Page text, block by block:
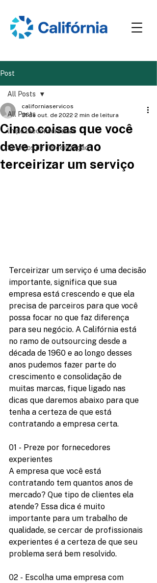
Post
All Posts
limpezaeconservacao
Serviços de Terceirização
All Posts
Cinco coisas que você
deve priorizar ao
terceirizar um serviço
californiaservicos
31 de out. de 2022 2 min de leitura
Terceirizar um serviço é uma decisão
importante, significa que sua
empresa está crescendo e que ela
precisa de parceiros para que você
possa focar no que faz diferença
para seu negócio. A Califórnia está
no ramo de outsourcing desde a
década de 1960 e ao longo desses
anos pudemos fazer parte do
crescimento e consolidação de
muitas marcas, fique ligado nas
dicas que daremos abaixo para que
tenha a certeza de que está
contratando a empresa certa.
01 - Preze por fornecedores
experientes
A empresa que você está
contratando tem quantos anos de
mercado? Que tipo de clientes ela
atende? Essa dica é muito
importante para um trabalho de
qualidade, se cercar de profissionais
experientes é a certeza de que seu
problema será bem resolvido.
02 - Escolha uma empresa com